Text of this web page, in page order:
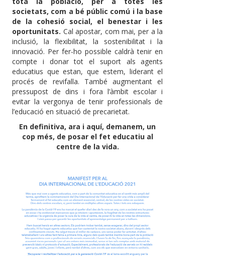
societats, com a bé públic comú i la base
de la cohesió social, el benestar i les
oportunitats. Cal apostar, com mai, per a la
inclusió, la flexibilitat, la sostenibilitat i la
innovació. Per fer-ho possible caldrà tenir en
compte i donar tot el suport als agents
educatius que estan, que estem, liderant el
procés de revifalla. També augmentant el
pressupost de dins i fora l’àmbit escolar i
evitar la vergonya de tenir professionals de
l’educació en situació de precarietat.
En definitiva, ara i aquí, demanem, un
cop més, de posar el fet educatiu al
centre de la vida.